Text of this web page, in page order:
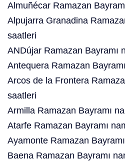
Almuñécar Ramazan
Alpujarra Granadina
saatleri
ANDújar Ramazan Bayramı
Antequera Ramazan
Arcos de la Frontera
saatleri
Armilla Ramazan Bayramı
Atarfe Ramazan Bayramı
Ayamonte Ramazan
Baena Ramazan Bayramı